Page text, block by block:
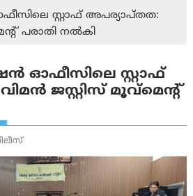
സ്റ്റാഫ് അപര്യാപ്തത:
പരാതി നൽകി
ഓഫീസിലെ സ്റ്റാഫ്
ജസ്റ്റിസ് മൂവ്‌മെന്റ്